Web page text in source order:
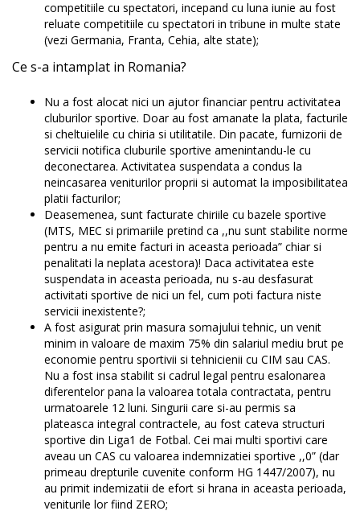
competitiile cu spectatori, incepand cu luna iunie au fost
reluate competitiile cu spectatori in tribune in multe state
(vezi Germania, Franta, Cehia, alte state);
Ce s-a intamplat in Romania?
Nu a fost alocat nici un ajutor financiar pentru activitatea
cluburilor sportive. Doar au fost amanate la plata, facturile
si cheltuielile cu chiria si utilitatile. Din pacate, furnizorii de
servicii notifica cluburile sportive amenintandu-le cu
deconectarea. Activitatea suspendata a condus la
neincasarea veniturilor proprii si automat la imposibilitatea
platii facturilor;
Deasemenea, sunt facturate chiriile cu bazele sportive
(MTS, MEC si primariile pretind ca ,,nu sunt stabilite norme
pentru a nu emite facturi in aceasta perioada” chiar si
penalitati la neplata acestora)! Daca activitatea este
suspendata in aceasta perioada, nu s-au desfasurat
activitati sportive de nici un fel, cum poti factura niste
servicii inexistente?;
A fost asigurat prin masura somajului tehnic, un venit
minim in valoare de maxim 75% din salariul mediu brut pe
economie pentru sportivii si tehnicienii cu CIM sau CAS.
Nu a fost insa stabilit si cadrul legal pentru esalonarea
diferentelor pana la valoarea totala contractata, pentru
urmatoarele 12 luni. Singurii care si-au permis sa
plateasca integral contractele, au fost cateva structuri
sportive din Liga1 de Fotbal. Cei mai multi sportivi care
aveau un CAS cu valoarea indemnizatiei sportive ,,0” (dar
primeau drepturile cuvenite conform HG 1447/2007), nu
au primit indemizatii de efort si hrana in aceasta perioada,
veniturile lor fiind ZERO;